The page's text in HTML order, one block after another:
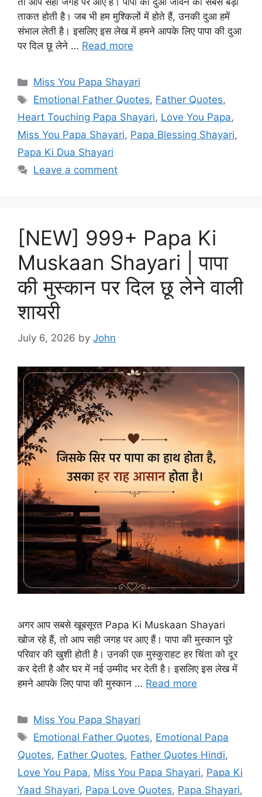
ताकत होती है। जब भी हम मुश्किलों में होते हैं, उनकी दुआ हमें
संभाल लेती है। इसलिए इस लेख में हमने आपके लिए पापा की दुआ
पर दिल छू लेने … Read more
Categories
Miss You Papa Shayari
Tags
Emotional Father Quotes, Father Quotes,
Heart Touching Papa Shayari, Love You Papa,
Miss You Papa Shayari, Papa Blessing Shayari,
Papa Ki Dua Shayari
Leave a comment
[NEW] 999+ Papa Ki
Muskaan Shayari | पापा
की मुस्कान पर दिल छू लेने वाली
शायरी
July 6, 2026 by John
अगर आप सबसे खूबसूरत Papa Ki Muskaan Shayari
खोज रहे हैं, तो आप सही जगह पर आए हैं। पापा की मुस्कान पूरे
परिवार की खुशी होती है। उनकी एक मुस्कुराहट हर चिंता को दूर
कर देती है और घर में नई उम्मीद भर देती है। इसलिए इस लेख में
हमने आपके लिए पापा की मुस्कान … Read more
Categories
Miss You Papa Shayari
Tags
Emotional Father Quotes, Emotional Papa
Quotes, Father Quotes, Father Quotes Hindi,
Love You Papa, Miss You Papa Shayari, Papa Ki
Yaad Shayari, Papa Love Quotes, Papa Shayari,